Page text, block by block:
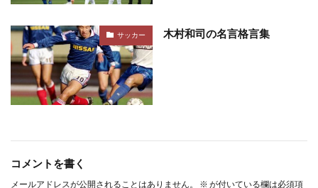
サッカー 木村和司の名言格言集
コメントを書く
メールアドレスが公開されることはありません。 ※ が付いている欄は必須項